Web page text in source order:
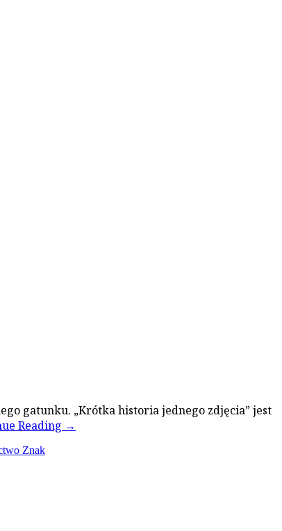
gatunku. „Krótka historia jednego zdjęcia” jest
Reading →
Znak